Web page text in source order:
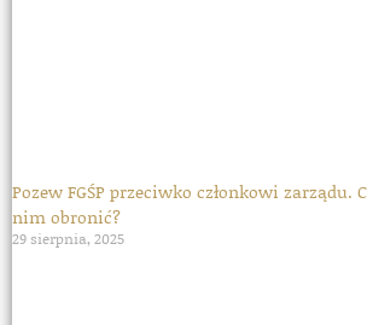
Pozew FGŚP przeciwko członkowi zarządu.
nim obronić?
29 sierpnia, 2025